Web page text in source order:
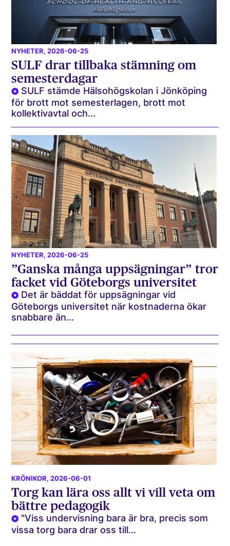
NYHETER, 2026-06-25
SULF drar tillbaka stämning om
semesterdagar
SULF stämde Hälsohögskolan i Jönköping
för brott mot semesterlagen, brott mot
kollektivavtal och...
NYHETER, 2026-06-25
”Ganska många uppsägningar” tror
facket vid Göteborgs universitet
Det är bäddat för uppsägningar vid
Göteborgs universitet när kostnaderna ökar
snabbare än...
KRÖNIKOR, 2026-06-01
Torg kan lära oss allt vi vill veta om
bättre pedagogik
"Viss undervisning bara är bra, precis som
vissa torg bara drar oss till...